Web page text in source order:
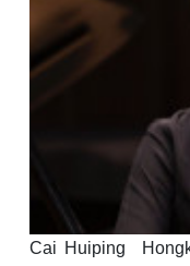
Cai Huiping